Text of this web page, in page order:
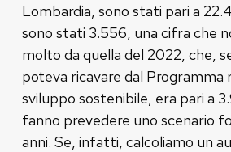
Lombardia, sono stati pari a
sono stati 3.556, una cifra che
molto da quella del 2022, che,
poteva ricavare dal Programma
sviluppo sostenibile, era pari a
fanno prevedere uno scenario
anni. Se, infatti, calcoliamo un